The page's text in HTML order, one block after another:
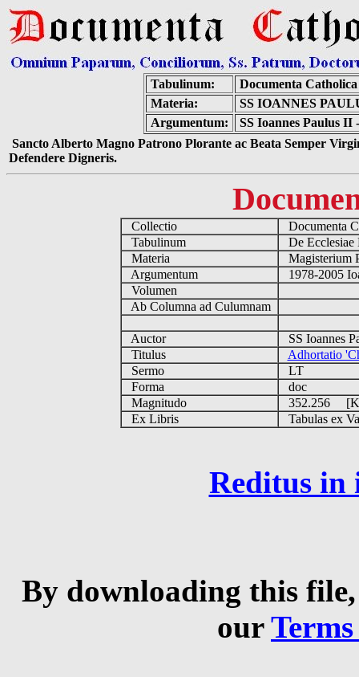
Tabulinum:
Documenta
Materia:
SS IOANNES
Argumentum:
SS Ioannes Paulus
Sancto Alberto Magno Patrono Plorante ac Beata Semper
Defendere Digneris.
Collectio
Documenta
Tabulinum
De
Materia
Magisterium
Argumentum
1978-2005
Volumen
Ab Columna ad Culumnam
Auctor
SS Ioannes
Titulus
Adhortatio
Sermo
LT
Forma
doc
Magnitudo
352.256
Ex Libris
Tabulas ex
Reditus in
By downloading this
our